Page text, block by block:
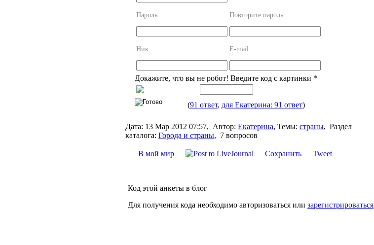
Пароль Повторите пароль
Ник E-mail
Докажите, что вы не робот! Введите код с картинки *
(91 ответ, для Екатерина: 91 ответ)
Дата: 13 Мар 2012 07:57, Автор: Екатерина, Темы: страны, Раздел
каталога: Города и страны, 7 вопросов
В мой мир Сохранить Tweet
Код этой анкеты в блог
Для получения кода необходимо авторизоваться или зарегистрироваться